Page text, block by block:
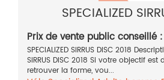
SPECIALIZED
Prix de vente public conseillé
SPECIALIZED SIRRUS DISC 2018
SIRRUS DISC 2018 Si votre objectif
retrouver la forme, vou...